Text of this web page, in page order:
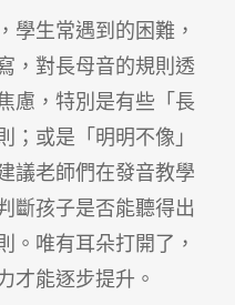
學生常遇到的困難，
，對長母音的規則透
慮，特別是有些「長
；或是「明明不像」
議老師們在發音教學
斷孩子是否能聽得出
。唯有耳朵打開了，
才能逐步提升。